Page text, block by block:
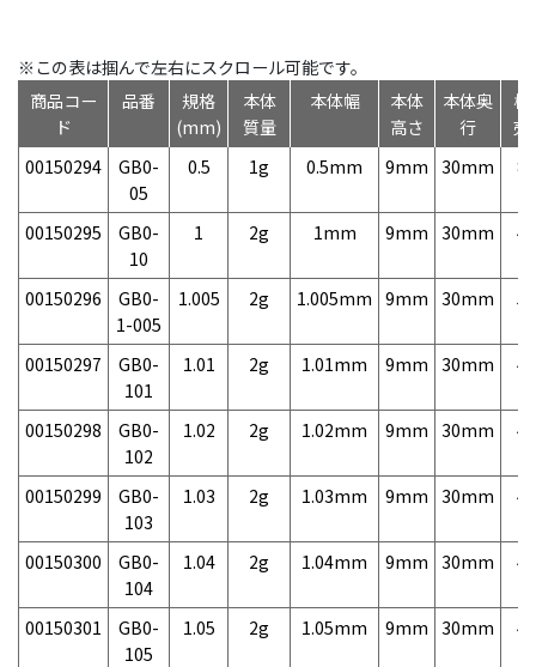
※この表は掴んで左右にスクロール可能です。
商品コー
ド
品番
規格
(mm)
本体
質量
本体幅
本体
高さ
本体奥
行
標
売
00150294
GB0-
05
0.5 1g 0.5mm 9mm 30mm
00150295
GB0-
10
1 2g 1mm 9mm 30mm
00150296
GB0-
1-005
1.005 2g 1.005mm 9mm 30mm
00150297
GB0-
101
1.01 2g 1.01mm 9mm 30mm
00150298
GB0-
102
1.02 2g 1.02mm 9mm 30mm
00150299
GB0-
103
1.03 2g 1.03mm 9mm 30mm
00150300
GB0-
104
1.04 2g 1.04mm 9mm 30mm
00150301
GB0-
105
1.05 2g 1.05mm 9mm 30mm